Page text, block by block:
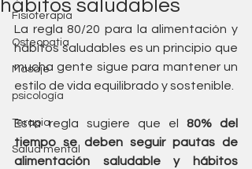
Fisioterapia
Osteopatia
Masaje
psicología
Terapia
Salud mental
hábitos saludables
La regla 80/20 para la alimentación y
hábitos saludables es un principio que
mucha gente sigue para mantener un
estilo de vida equilibrado y sostenible.
Esta regla sugiere que el 80% del
tiempo se deben seguir pautas de
alimentación saludable y hábitos